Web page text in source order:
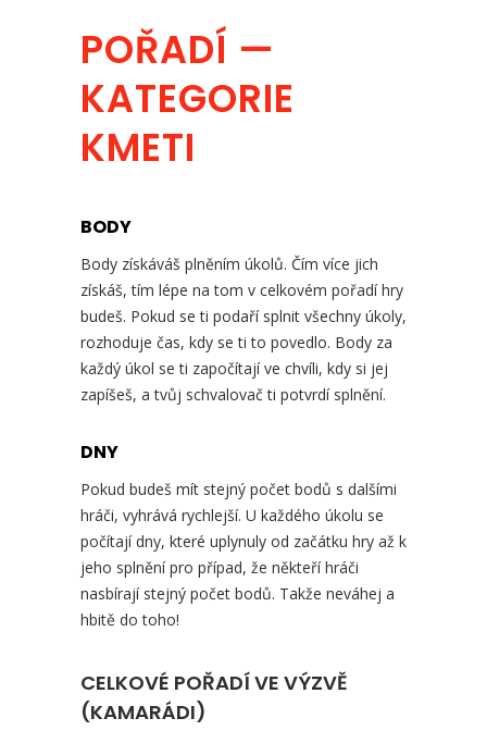
POŘADÍ —
KATEGORIE
KMETI
BODY
Body získáváš plněním úkolů. Čím více jich
získáš, tím lépe na tom v celkovém pořadí hry
budeš. Pokud se ti podaří splnit všechny úkoly,
rozhoduje čas, kdy se ti to povedlo. Body za
každý úkol se ti započítají ve chvíli, kdy si jej
zapíšeš, a tvůj schvalovač ti potvrdí splnění.
DNY
Pokud budeš mít stejný počet bodů s dalšími
hráči, vyhrává rychlejší. U každého úkolu se
počítají dny, které uplynuly od začátku hry až k
jeho splnění pro případ, že někteří hráči
nasbírají stejný počet bodů. Takže neváhej a
hbitě do toho!
CELKOVÉ POŘADÍ VE VÝZVĚ
(KAMARÁDI)